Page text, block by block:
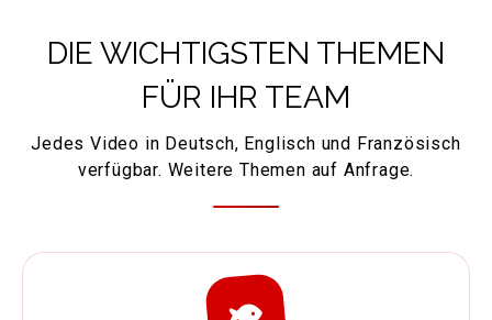
DIE WICHTIGSTEN THEMEN
FÜR IHR TEAM
Jedes Video in Deutsch, Englisch und Französisch
verfügbar. Weitere Themen auf Anfrage.